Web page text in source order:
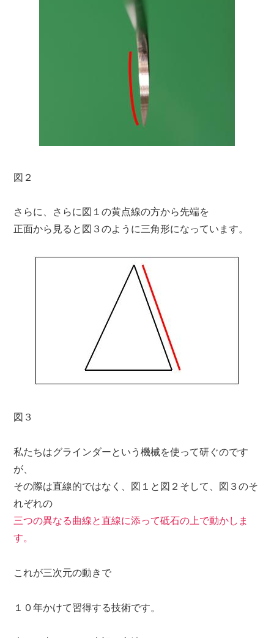
図２
さらに、さらに図１の黄点線の方から先端を
正面から見ると図３のように三角形になっています。
図３
私たちはグラインダーという機械を使って研ぐのです
が、
その際は直線的ではなく、図１と図２そして、図３のそ
れぞれの
三つの異なる曲線と直線に添って砥石の上で動かしま
す。
これが三次元の動きで
１０年かけて習得する技術です。